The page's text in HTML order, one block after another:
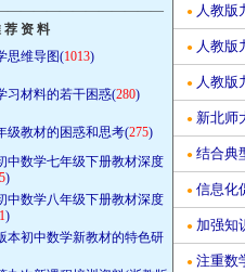
荐 资 料
思维导图(1013)
习材料的若干困惑(280)
级教材的困惑和思考(275)
中数学七年级下册教材深度
)
中数学八年级下册教材深度
)
本初中数学新教材的特色研
● 人教版
● 人教版
● 人教版
● 新北师
● 结合典
● 信息化
● 加强知
● 注重数